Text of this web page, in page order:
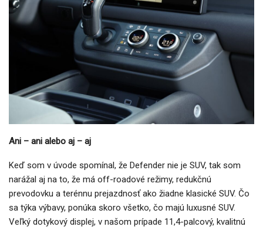
Ani – ani alebo aj – aj
Keď som v úvode spomínal, že Defender nie je SUV, tak som
narážal aj na to, že má off-roadové režimy, redukčnú
prevodovku a terénnu prejazdnosť ako žiadne klasické SUV. Čo
sa týka výbavy, ponúka skoro všetko, čo majú luxusné SUV.
Veľký dotykový displej, v našom prípade 11,4-palcový, kvalitnú